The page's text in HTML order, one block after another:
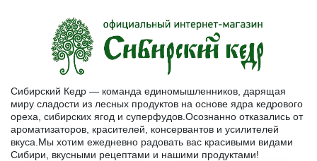
Сибирский Кедр — команда единомышленников, дарящая
миру сладости из лесных продуктов на основе ядра кедрового
ореха, сибирских ягод и суперфудов.Осознанно отказались от
ароматизаторов, красителей, консервантов и усилителей
вкуса.Мы хотим ежедневно радовать вас красивыми видами
Сибири, вкусными рецептами и нашими продуктами!